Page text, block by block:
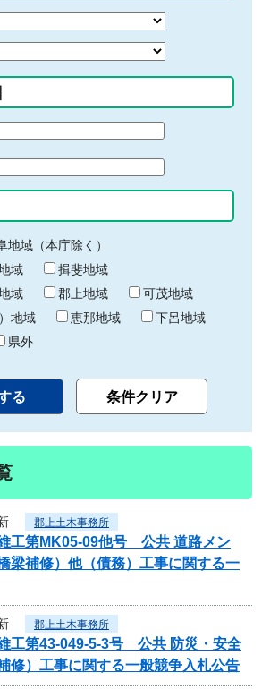
地域（本庁除く）
域
揖斐地域
域
郡上地域
可茂地域
地域
恵那地域
下呂地域
県外
郡上土木事務所
維工第MK05-09他号 公共 道路メン
梁補修）他（債務）工事に関する一
郡上土木事務所
工第43-049-5-3号 公共 防災・安全
修）工事に関する一般競争入札公告